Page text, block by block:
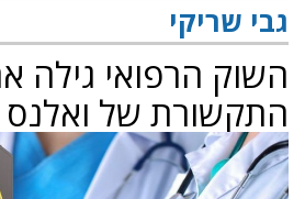
גבי שריקי
השוק הרפואי גילה
התקשורת של ואלנס